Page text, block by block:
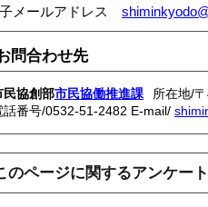
メールアドレス
問合わせ先
民協創部市民協働推進課
所在地/
話番号/0532-51-2482 E-mail/
のページに関するアンケート